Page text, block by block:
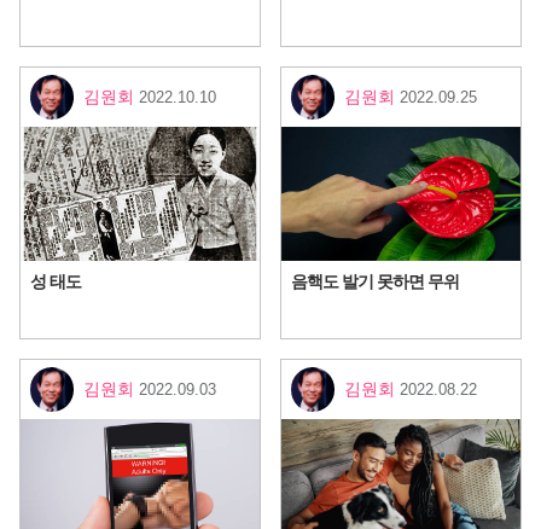
김원회 2022.10.10
​ 성 태도
김원회 2022.09.25
음핵도 발기 못하면 무위
김원회 2022.09.03 김원회 2022.08.22